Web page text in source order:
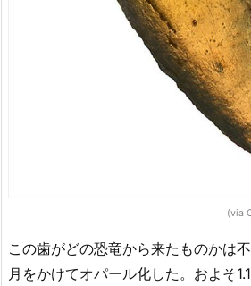
(via
この歯がどの恐竜から来たものかは
月をかけてオパール化した。およそ